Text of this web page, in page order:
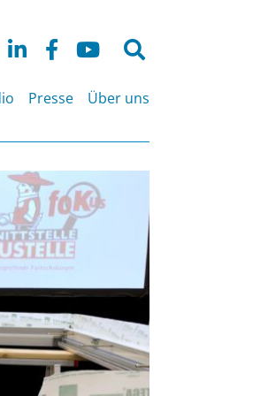
Suche
nach:
Presse Über uns